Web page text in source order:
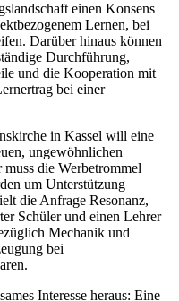
einen Konsens
Lernen, bei
Darüber hinaus können
Durchführung,
und die Kooperation mit
bei einer
in Kassel will eine
ungewöhnlichen
die Werbetrommel
um Unterstützung
die Anfrage Resonanz,
Schüler und einen Lehrer
Mechanik und
bei
Interesse heraus: Eine